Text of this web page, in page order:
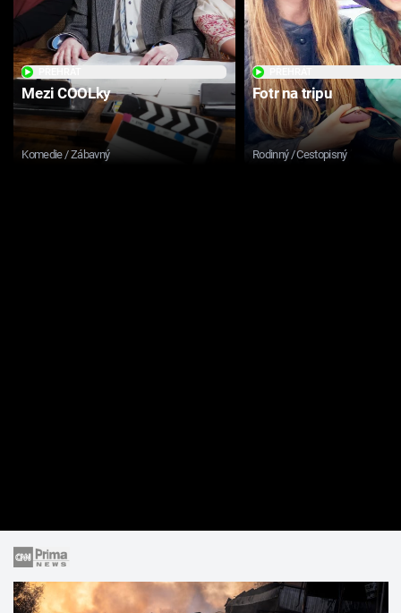
Mezi COOLky
Komedie / Zábavný
Fotr na tripu
Rodinný / Cestopisný